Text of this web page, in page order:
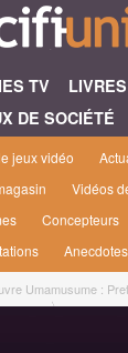
TV LIVRES
DE SOCIÉTÉ
jeux vidéo
Vidéos
Concepteurs
Anecdotes
Umamusume :
[2025]